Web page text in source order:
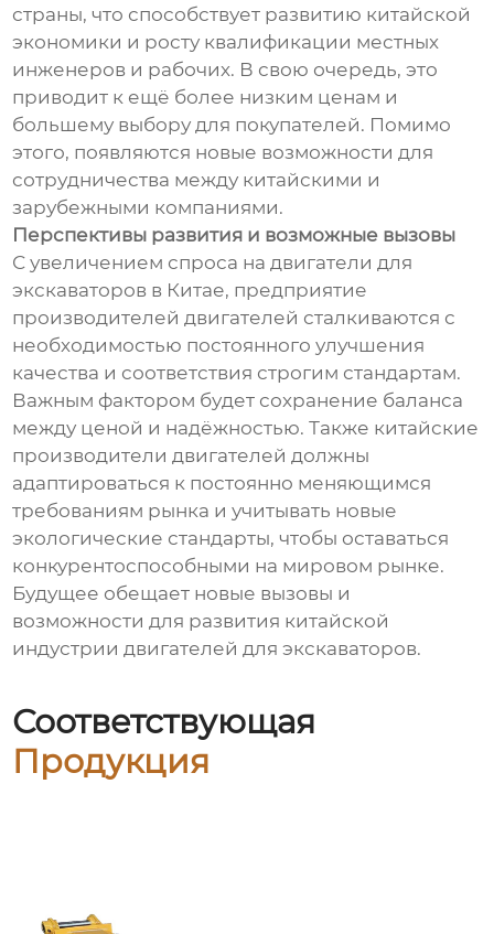
страны, что способствует развитию китайской
экономики и росту квалификации местных
инженеров и рабочих. В свою очередь, это
приводит к ещё более низким ценам и
большему выбору для покупателей. Помимо
этого, появляются новые возможности для
сотрудничества между китайскими и
зарубежными компаниями.
Перспективы развития и возможные вызовы
С увеличением спроса на двигатели для
экскаваторов в Китае, предприятие
производителей двигателей сталкиваются с
необходимостью постоянного улучшения
качества и соответствия строгим стандартам.
Важным фактором будет сохранение баланса
между ценой и надёжностью. Также китайские
производители двигателей должны
адаптироваться к постоянно меняющимся
требованиям рынка и учитывать новые
экологические стандарты, чтобы оставаться
конкурентоспособными на мировом рынке.
Будущее обещает новые вызовы и
возможности для развития китайской
индустрии двигателей для экскаваторов.
Соответствующая
Продукция